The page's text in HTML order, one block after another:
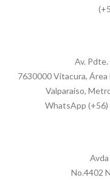
Av.
7630000 Vitacura,
Valparaíso,
WhatsApp (+56)
No.4402